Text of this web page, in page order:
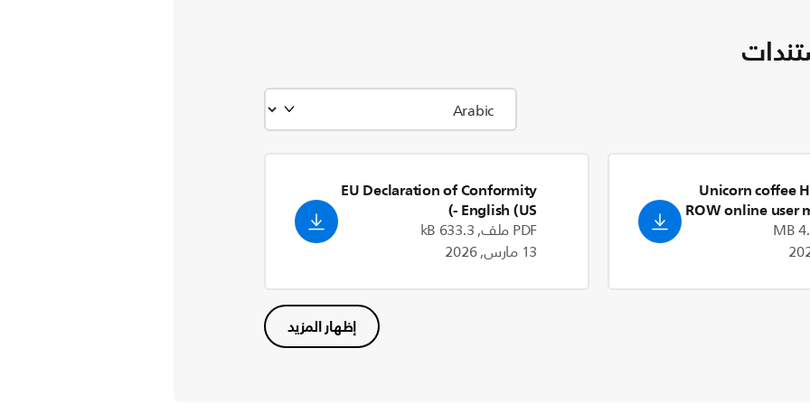
Unicorn coffee
ROW online user
EU Declaration of Conformity
- English (US)
PDF ملف, 633.3 kB
13 مارس, 2026
إظهار المزيد